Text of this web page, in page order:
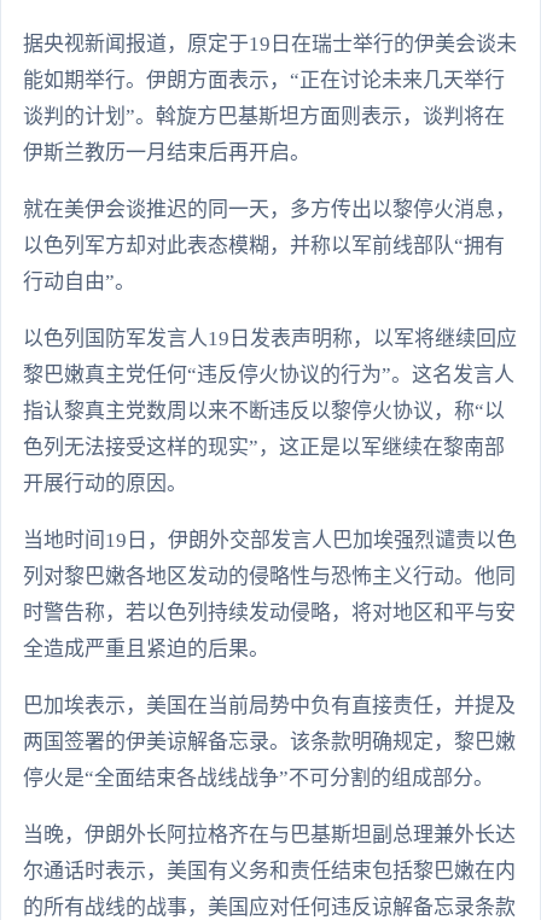
据央视新闻报道，原定于19日在瑞士举行的伊美会谈未
能如期举行。伊朗方面表示，“正在讨论未来几天举行
谈判的计划”。斡旋方巴基斯坦方面则表示，谈判将在
伊斯兰教历一月结束后再开启。
就在美伊会谈推迟的同一天，多方传出以黎停火消息，
以色列军方却对此表态模糊，并称以军前线部队“拥有
行动自由”。
以色列国防军发言人19日发表声明称，以军将继续回应
黎巴嫩真主党任何“违反停火协议的行为”。这名发言人
指认黎真主党数周以来不断违反以黎停火协议，称“以
色列无法接受这样的现实”，这正是以军继续在黎南部
开展行动的原因。
当地时间19日，伊朗外交部发言人巴加埃强烈谴责以色
列对黎巴嫩各地区发动的侵略性与恐怖主义行动。他同
时警告称，若以色列持续发动侵略，将对地区和平与安
全造成严重且紧迫的后果。
巴加埃表示，美国在当前局势中负有直接责任，并提及
两国签署的伊美谅解备忘录。该条款明确规定，黎巴嫩
停火是“全面结束各战线战争”不可分割的组成部分。
当晚，伊朗外长阿拉格齐在与巴基斯坦副总理兼外长达
尔通话时表示，美国有义务和责任结束包括黎巴嫩在内
的所有战线的战事，美国应对任何违反谅解备忘录条款